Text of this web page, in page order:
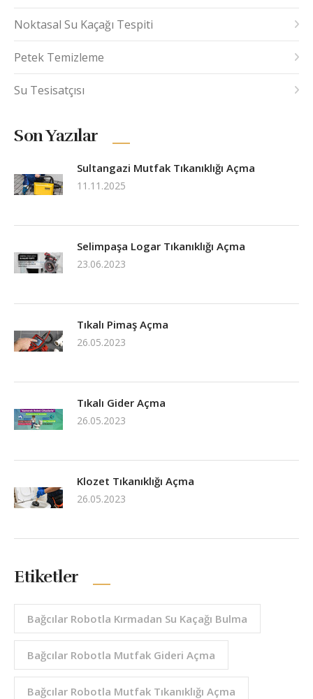
Noktasal Su Kaçağı Tespiti
Petek Temizleme
Su Tesisatçısı
Son Yazılar
Sultangazi Mutfak Tıkanıklığı Açma
11.11.2025
Selimpaşa Logar Tıkanıklığı Açma
23.06.2023
Tıkalı Pimaş Açma
26.05.2023
Tıkalı Gider Açma
26.05.2023
Klozet Tıkanıklığı Açma
26.05.2023
Etiketler
Bağcılar Robotla Kırmadan Su Kaçağı Bulma
Bağcılar Robotla Mutfak Gideri Açma
Bağcılar Robotla Mutfak Tıkanıklığı Açma